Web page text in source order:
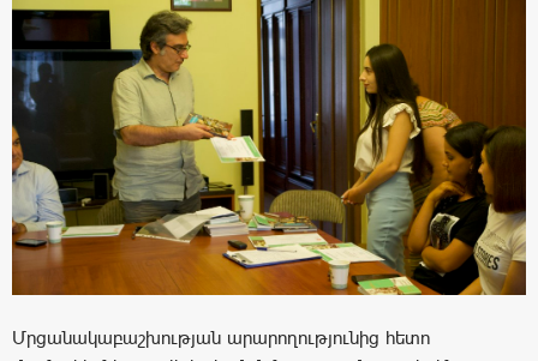
Մրցանակաբաշխության արարողությունից հետո